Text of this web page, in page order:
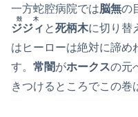
一方蛇腔病院では脳無の
ジジィ
殻木
と死柄木に切り替
はヒーローは絶対に諦め
す。 常闇がホークスの元
きつけるところでこの巻